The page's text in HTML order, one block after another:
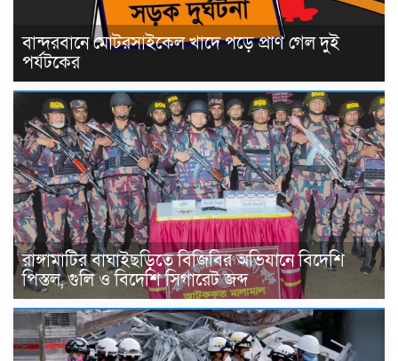
বান্দরবানে মোটরসাইকেল খাদে পড়ে প্রাণ গেল দুই
পর্যটকের
রাঙ্গামাটির বাঘাইছড়িতে বিজিবির অভিযানে বিদেশি
পিস্তল, গুলি ও বিদেশি সিগারেট জব্দ